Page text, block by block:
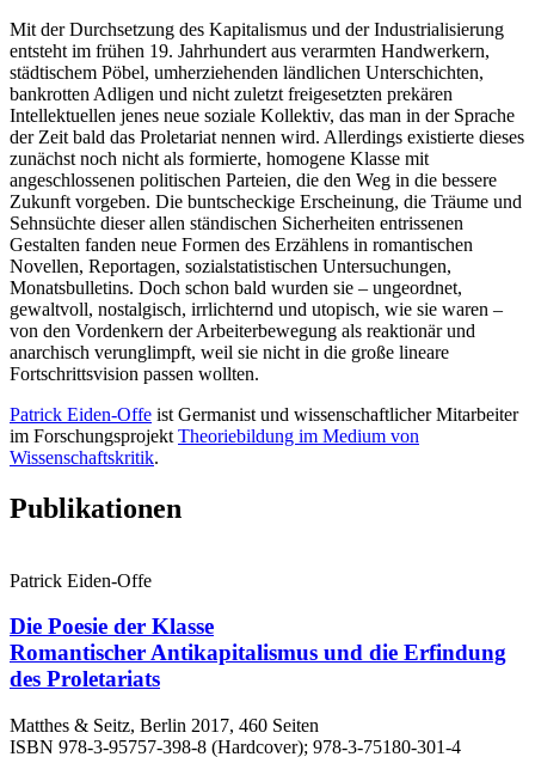
Mit der Durchsetzung des Kapitalismus und der Industrialisierung
entsteht im frühen 19. Jahrhundert aus verarmten Handwerkern,
städtischem Pöbel, umherziehenden ländlichen Unterschichten,
bankrotten Adligen und nicht zuletzt freigesetzten prekären
Intellektuellen jenes neue soziale Kollektiv, das man in der Sprache
der Zeit bald das Proletariat nennen wird. Allerdings existierte dieses
zunächst noch nicht als formierte, homogene Klasse mit
angeschlossenen politischen Parteien, die den Weg in die bessere
Zukunft vorgeben. Die buntscheckige Erscheinung, die Träume und
Sehnsüchte dieser allen ständischen Sicherheiten entrissenen
Gestalten fanden neue Formen des Erzählens in romantischen
Novellen, Reportagen, sozialstatistischen Untersuchungen,
Monatsbulletins. Doch schon bald wurden sie – ungeordnet,
gewaltvoll, nostalgisch, irrlichternd und utopisch, wie sie waren –
von den Vordenkern der Arbeiterbewegung als reaktionär und
anarchisch verunglimpft, weil sie nicht in die große lineare
Fortschrittsvision passen wollten.
Patrick Eiden-Offe ist Germanist und wissenschaftlicher Mitarbeiter
im Forschungsprojekt Theoriebildung im Medium von
Wissenschaftskritik.
Publikationen
Patrick Eiden-Offe
Die Poesie der Klasse
Romantischer Antikapitalismus und die Erfindung
des Proletariats
Matthes & Seitz, Berlin 2017, 460 Seiten
ISBN 978-3-95757-398-8 (Hardcover); 978-3-75180-301-4